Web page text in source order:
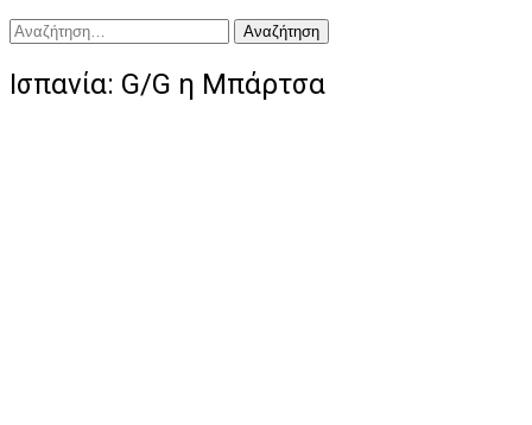
Αναζήτηση
για:
Ισπανία: G/G η Μπάρτσα